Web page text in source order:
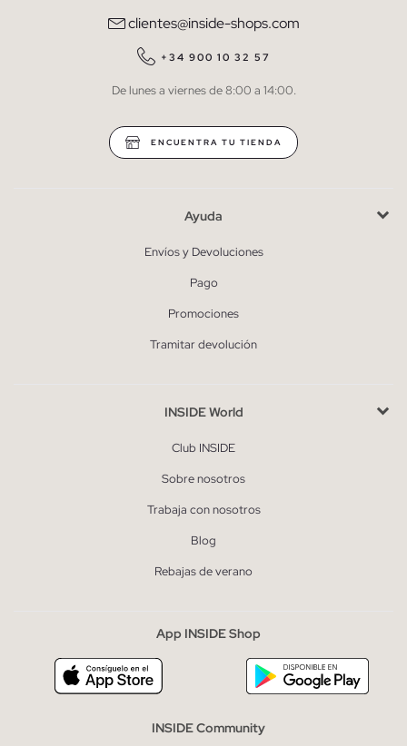
QUIERO SUSCRIBIRME
* Puedes cancelar la suscripción en cualquier momento.
clientes@inside-shops.com
+34 900 10 32 57
De lunes a viernes de 8:00 a 14:00.
ENCUENTRA TU TIENDA
Ayuda
Envíos y Devoluciones
Pago
Promociones
Tramitar devolución
INSIDE World
Club INSIDE
Sobre nosotros
Trabaja con nosotros
Blog
Rebajas de verano
App INSIDE Shop
INSIDE Community